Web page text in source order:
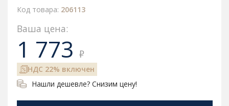
Код товара: 206113
Ваша цена:
1 773 ₽
НДС 22% включен
Нашли дешевле? Снизим цену!